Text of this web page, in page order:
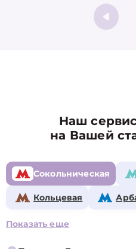
Наш
на Вашей
Сокольническая
Кольцевая
Показать еще